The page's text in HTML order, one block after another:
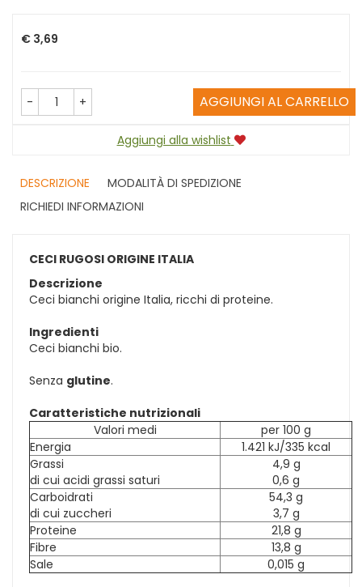
Prezzo
€ 3,69
- + AGGIUNGI AL CARRELLO
Aggiungi alla wishlist
DESCRIZIONE
MODALITÀ DI SPEDIZIONE
RICHIEDI INFORMAZIONI
CECI RUGOSI ORIGINE ITALIA
Descrizione
Ceci bianchi origine Italia, ricchi di proteine.
Ingredienti
Ceci bianchi bio.
Senza glutine.
Caratteristiche nutrizionali
Valori medi
per 100 g
Energia
1.421 kJ/335 kcal
Grassi
di cui acidi grassi saturi
4,9 g
0,6 g
Carboidrati
di cui zuccheri
54,3 g
3,7 g
Proteine
21,8 g
Fibre
13,8 g
Sale
0,015 g